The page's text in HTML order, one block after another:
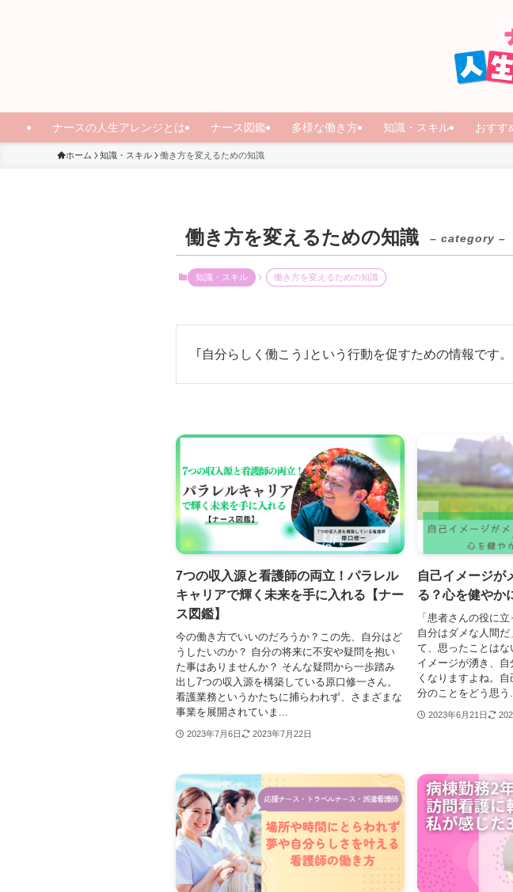
ナースの人生アレンジとは ナース図鑑 多様な働き方 知識・スキル おすす
ホーム 知識・スキル 働き方を変えるための知識
働き方を変えるための知識 – category –
知識・スキル 働き方を変えるための知識
｢自分らしく働こう｣という行動を促すための情報です。
7つの収入源と看護師の両立！パラレル
キャリアで輝く未来を手に入れる【ナー
ス図鑑】
今の働き方でいいのだろうか？この先、自分はど
うしたいのか？ 自分の将来に不安や疑問を抱い
た事はありませんか？ そんな疑問から一歩踏み
出し7つの収入源を構築している原口修一さん。
看護業務というかたちに捕らわれず、さまざまな
事業を展開されていま...
2023年7月6日 2023年7月22日
自己イメージが
る？心を健やか
「患者さんの役に
自分はダメな人間
て、思ったことは
イメージが湧き、
くなりますよね。
分のことをどう思う...
2023年6月21日